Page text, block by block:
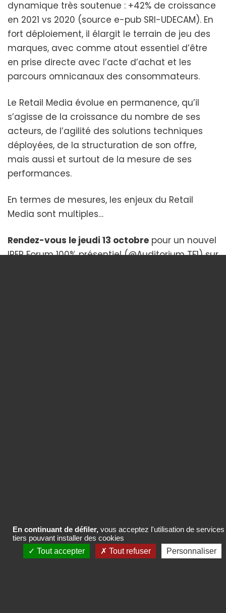
dynamique très soutenue : +42% de croissance
en 2021 vs 2020 (source e-pub SRI-UDECAM). En
fort déploiement, il élargit le terrain de jeu des
marques, avec comme atout essentiel d’être
en prise directe avec l’acte d’achat et les
parcours omnicanaux des consommateurs.
Le Retail Media évolue en permanence, qu’il
s’agisse de la croissance du nombre de ses
acteurs, de l’agilité des solutions techniques
déployées, de la structuration de son offre,
mais aussi et surtout de la mesure de ses
performances.
En termes de mesures, les enjeux du Retail
Media sont multiples…
Rendez-vous le jeudi 13 octobre pour un nouvel
IREP Forum 100% présentiel (@Auditorium TF1) sur
En continuant de défiler, vous acceptez l'utilisation de services
tiers pouvant installer des cookies
Tout accepter
Tout refuser Personnaliser